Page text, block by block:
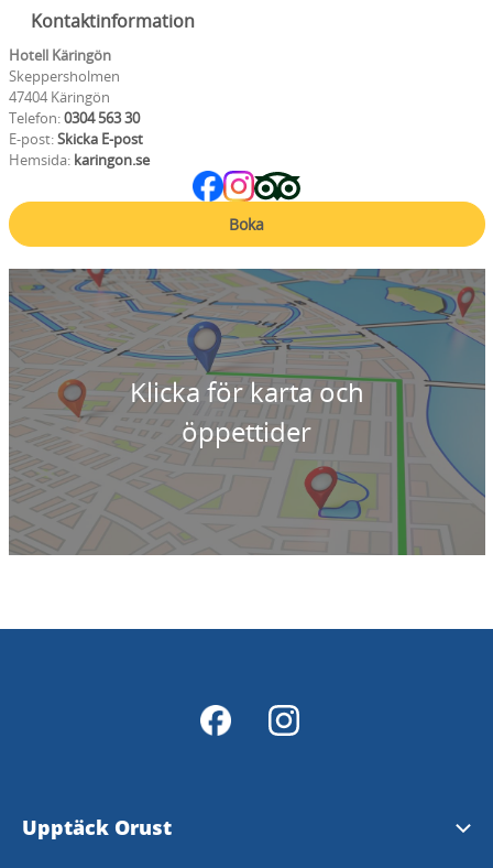
Kontaktinformation
Hotell Käringön
Skeppersholmen
47404 Käringön
Telefon:0304 563 30
E-post:Skicka E-post
Hemsida: karingon.se
Boka
Klicka för karta och
öppettider
Upptäck Orust